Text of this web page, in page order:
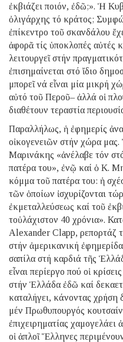
ἐκβιάζει ποιόν, ἐδῶ;». Ἡ
ὀλιγάρχης τό κράτος;
ἐπίκεντρο τοῦ σκανδάλου
ἀφορᾶ τίς ὑποκλοπές αὐτές
λειτουργεῖ στήν
ἐπισημαίνεται στό ἴδιο
μπορεῖ νά εἶναι μία μικρή
αὐτό τοῦ Περοῦ– ἀλλά οἱ
διαθέτουν τεραστία
Παραλλήλως, ἡ ἐφημερίς
οἰκογενειῶν στήν χώρα μας.
Μαρινάκης «ἀνέλαβε τόν
πατέρα του», ἐνῷ καί ὁ Κ.
κόμμα τοῦ πατέρα του: ἡ
τῶν ὁποίων ἰσχυρίζονται
ἐκμεταλλεύσεως καί τοῦ
τοὐλάχιστον 40 χρόνια».
Alexander Clapp, ρεπορτάζ
στήν ἀμερικανική
σαπίλα στή καρδιά τῆς
εἶναι περίεργο πού οἱ
στήν Ἑλλάδα ἐδῶ καί
καταλήγει, κάνοντας χρήση
μέν Πρωθυπουργός
ἐπιχειρηματίας
οἱ ἁπλοῖ Ἕλληνες